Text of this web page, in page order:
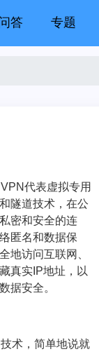
答 专题
代表虚拟专用
隧道技术，在公
密和安全的连
匿名和数据保
地访问互联网、
真实IP地址，以
据安全。
术，简单地说就